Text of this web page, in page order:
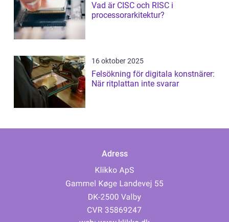
Vad är CISC och RISC i
processorarkitektur?
16 oktober 2025
Felsökning för digitala konstnärer:
När ritplattan inte svarar
Adress